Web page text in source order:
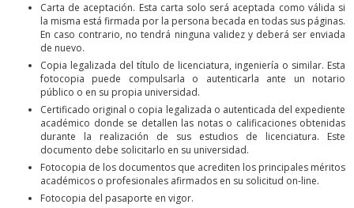
Carta de aceptación. Esta carta solo será aceptada como válida si
la misma está firmada por la persona becada en todas sus páginas.
En caso contrario, no tendrá ninguna validez y deberá ser enviada
de nuevo.
Copia legalizada del título de licenciatura, ingeniería o similar. Esta
fotocopia puede compulsarla o autenticarla ante un notario
público o en su propia universidad.
Certificado original o copia legalizada o autenticada del expediente
académico donde se detallen las notas o calificaciones obtenidas
durante la realización de sus estudios de licenciatura. Este
documento debe solicitarlo en su universidad.
Fotocopia de los documentos que acrediten los principales méritos
académicos o profesionales afirmados en su solicitud on-line.
Fotocopia del pasaporte en vigor.